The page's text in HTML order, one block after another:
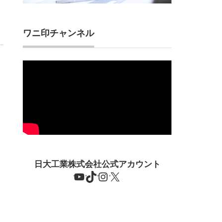
ワニ印チャンネル
日大工業株式会社公式アカウント
YouTube
TikTok
Instagram
X